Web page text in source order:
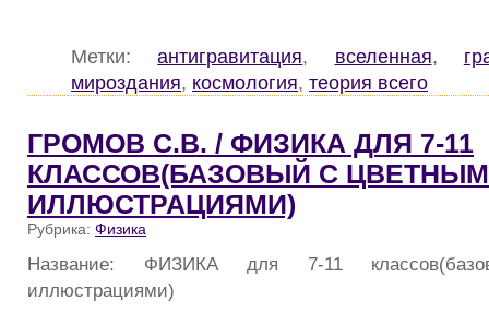
Метки:антигравитация, вселенная,
мироздания, космология, теория всего
ГРОМОВ С.В. / ФИЗИКА ДЛЯ 7-11
КЛАССОВ(БАЗОВЫЙ С
ИЛЛЮСТРАЦИЯМИ)
Рубрика: Физика
Название: ФИЗИКА для 7-11
иллюстрациями)